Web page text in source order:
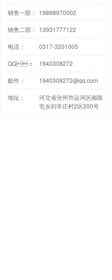
销售一部： 19898970002
销售二部： 13931777122
电话： 0317-3201005
QQ： 1940308272
邮件： 1940308272@qq.com
地址：
河北省沧州市运河区南陈
屯乡刘辛庄村2区200号